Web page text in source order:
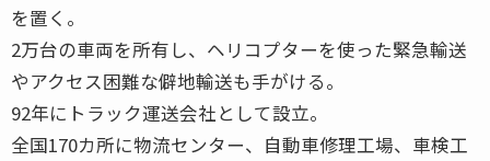
を置く。
2万台の車両を所有し、ヘリコプターを使った緊急輸送
やアクセス困難な僻地輸送も手がける。
92年にトラック運送会社として設立。
全国170カ所に物流センター、自動車修理工場、車検工